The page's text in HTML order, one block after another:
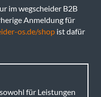
im wegscheider B2B
Anmeldung für
os.de/shop ist dafür
für Leistungen